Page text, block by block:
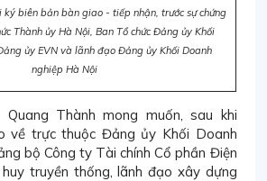
ký biên bản bàn giao - tiếp nhận, trước sự chứng
Thành ủy Hà Nội, Ban Tổ chức Đảng ủy Khối
ủy EVN và lãnh đạo Đảng ủy Khối Doanh
nghiệp Hà Nội
Thành mong muốn, sau khi
về trực thuộc Đảng ủy Khối Doanh
bộ Công ty Tài chính Cổ phần Điện
truyền thống, lãnh đạo xây dựng